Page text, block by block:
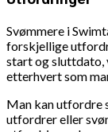
Svømmere i
forskjellige
start og sluttdato,
etterhvert som
Man kan utfordre
utfordrer eller